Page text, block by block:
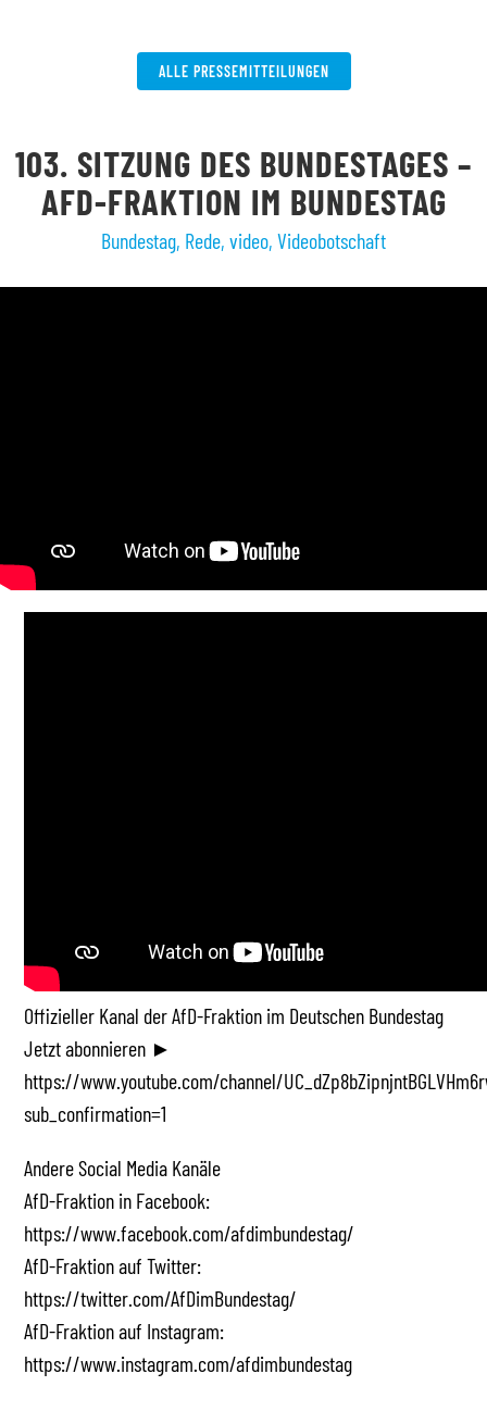
ALLE PRESSEMITTEILUNGEN
103. SITZUNG DES BUNDESTAGES –
AFD-FRAKTION IM BUNDESTAG
Bundestag, Rede, video, Videobotschaft
Offizieller Kanal der AfD-Fraktion im Deutschen Bundestag
Jetzt abonnieren ►
https://www.youtube.com/channel/
sub_confirmation=1
Andere Social Media Kanäle
AfD-Fraktion in Facebook:
https://www.facebook.com/afdimbundestag/
AfD-Fraktion auf Twitter:
https://twitter.com/AfDimBundestag/
AfD-Fraktion auf Instagram:
https://www.instagram.com/afdimbundestag